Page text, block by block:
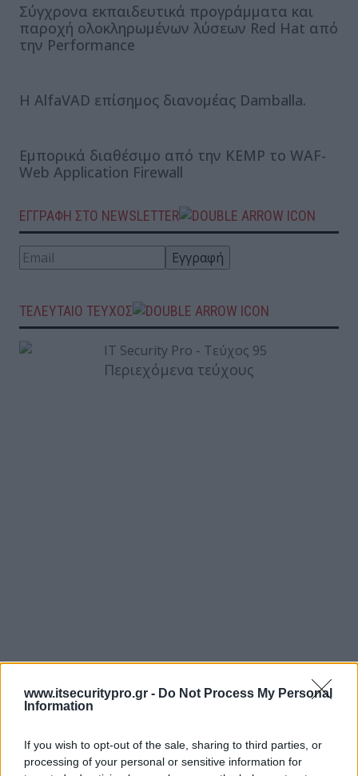
www.itsecuritypro.gr - Do Not Process My Personal
Information
If you wish to opt-out of the sale, sharing to third parties, or
processing of your personal or sensitive information for
Σύγχρονα εκπαιδευτικά προγράμματα και
παροχή ολοκληρωμένων λύσεων Red Hat από
την Performance
H AlfaVAD επίσημος διανομέας Damballa.
Εμπορικά διαθέσιμο από την KEMP το WAF-
Web Application Firewall
ΕΓΓΡΑΦΗ ΣΤΟ NEWSLETTER
ΤΕΛΕΥΤΑΙΟ ΤΕΥΧΟΣ
Περιεχόμενα τεύχους